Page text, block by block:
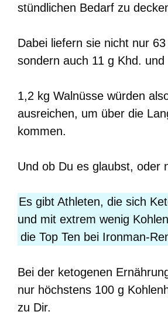
stündlichen Bedarf zu
Dabei liefern sie nicht nur
sondern auch 11 g Khd. und
1,2 kg Walnüsse würden
ausreichen, um über die
kommen.
Und ob Du es glaubst, oder
Es gibt Athleten, die sich
und mit extrem wenig
die Top Ten bei Ironman-
Bei der ketogenen
nur höchstens 100 g
zu Dir.